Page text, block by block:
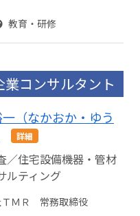
教育・研修
コンサルタント
（なかおか・ゆう
詳細
／住宅設備機器・管材
ルティング
ＴＭＲ 常務取締役